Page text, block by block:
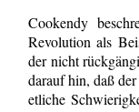
Cookendy
Revolution als
der nicht
darauf hin, daß
etliche